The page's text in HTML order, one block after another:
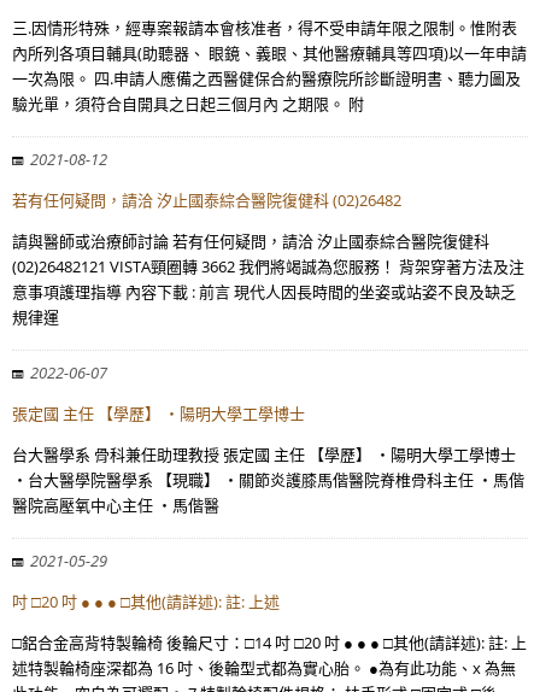
三.因情形特殊，經專案報請本會核准者，得不受申請年限之限制。惟附表
內所列各項目輔具(助聽器、 眼鏡、義眼、其他醫療輔具等四項)以一年申請
一次為限。 四.申請人應備之西醫健保合約醫療院所診斷證明書、聽力圖及
驗光單，須符合自開具之日起三個月內 之期限。 附
2021-08-12
若有任何疑問，請洽 汐止國泰綜合醫院復健科 (02)26482
請與醫師或治療師討論 若有任何疑問，請洽 汐止國泰綜合醫院復健科
(02)26482121 VISTA頸圈轉 3662 我們將竭誠為您服務！ 背架穿著方法及注
意事項護理指導 內容下載 : 前言 現代人因長時間的坐姿或站姿不良及缺乏
規律運
2022-06-07
張定國 主任 【學歷】 ・陽明大學工學博士
台大醫學系 骨科兼任助理教授 張定國 主任 【學歷】 ・陽明大學工學博士
・台大醫學院醫學系 【現職】 ・關節炎護膝馬偕醫院脊椎骨科主任 ・馬偕
醫院高壓氧中心主任 ・馬偕醫
2021-05-29
吋 □20 吋 ● ● ● □其他(請詳述): 註: 上述
□鋁合金高背特製輪椅 後輪尺寸：□14 吋 □20 吋 ● ● ● □其他(請詳述): 註: 上
述特製輪椅座深都為 16 吋、後輪型式都為實心胎。 ●為有此功能、x 為無